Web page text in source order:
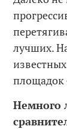
лучших.
Немного